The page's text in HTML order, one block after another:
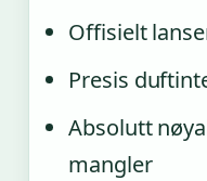
Offisielt
Presis
Absolutt
mangler